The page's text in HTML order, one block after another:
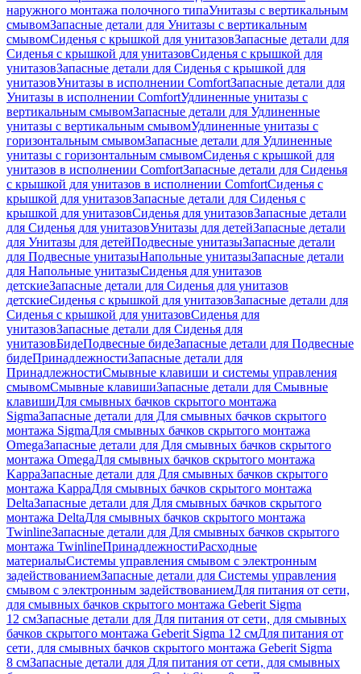
наружного монтажа полочного типаУнитазы с вертикальным
смывомЗапасные детали для Унитазы с вертикальным
смывомСиденья с крышкой для унитазовЗапасные детали для
Сиденья с крышкой для унитазовСиденья с крышкой для
унитазовЗапасные детали для Сиденья с крышкой для
унитазовУнитазы в исполнении ComfortЗапасные детали для
Унитазы в исполнении ComfortУдлиненные унитазы с
вертикальным смывомЗапасные детали для Удлиненные
унитазы с вертикальным смывомУдлиненные унитазы с
горизонтальным смывомЗапасные детали для Удлиненные
унитазы с горизонтальным смывомСиденья с крышкой для
унитазов в исполнении ComfortЗапасные детали для Сиденья
с крышкой для унитазов в исполнении ComfortСиденья с
крышкой для унитазовЗапасные детали для Сиденья с
крышкой для унитазовСиденья для унитазовЗапасные детали
для Сиденья для унитазовУнитазы для детейЗапасные детали
для Унитазы для детейПодвесные унитазыЗапасные детали
для Подвесные унитазыНапольные унитазыЗапасные детали
для Напольные унитазыСиденья для унитазов
детскиеЗапасные детали для Сиденья для унитазов
детскиеСиденья с крышкой для унитазовЗапасные детали для
Сиденья с крышкой для унитазовСиденья для
унитазовЗапасные детали для Сиденья для
унитазовБидеПодвесные бидеЗапасные детали для Подвесные
бидеПринадлежностиЗапасные детали для
ПринадлежностиСмывные клавиши и системы управления
смывомСмывные клавишиЗапасные детали для Смывные
клавишиДля смывных бачков скрытого монтажа
SigmaЗапасные детали для Для смывных бачков скрытого
монтажа SigmaДля смывных бачков скрытого монтажа
OmegaЗапасные детали для Для смывных бачков скрытого
монтажа OmegaДля смывных бачков скрытого монтажа
KappaЗапасные детали для Для смывных бачков скрытого
монтажа KappaДля смывных бачков скрытого монтажа
DeltaЗапасные детали для Для смывных бачков скрытого
монтажа DeltaДля смывных бачков скрытого монтажа
TwinlineЗапасные детали для Для смывных бачков скрытого
монтажа TwinlineПринадлежностиРасходные
материалыСистемы управления смывом с электронным
задействованиемЗапасные детали для Системы управления
смывом с электронным задействованиемДля питания от сети,
для смывных бачков скрытого монтажа Geberit Sigma
12 смЗапасные детали для Для питания от сети, для смывных
бачков скрытого монтажа Geberit Sigma 12 смДля питания от
сети, для смывных бачков скрытого монтажа Geberit Sigma
8 смЗапасные детали для Для питания от сети, для смывных